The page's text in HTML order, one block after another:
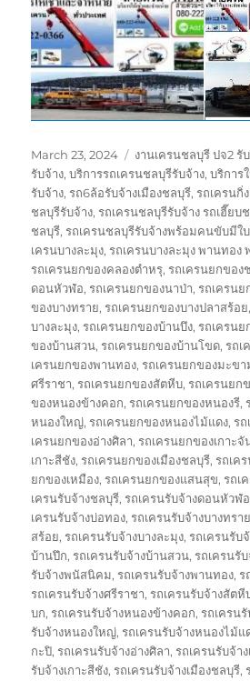
Posted
on
March 23, 2024 Tags
งานเครนชลบุรี ปจ2 รั
รับจ้าง,บริการรถเครนชลบุรีรับจ้าง,บริการ
รับจ้าง,รถ6ล้อรับจ้างเมืองชลบุรี,รถเครนกิ่
ชลบุรีรับจ้าง,รถเครนชลบุรีรับจ้าง รถเฮี๊ยบ
ชลบุรี,รถเครนชลบุรีรับจ้างพร้อมคนขับมีใ
เครนบางละมุง,รถเครนบางละมุง พานทอ
รถเครนยกของคลองตำหรุ,รถเครนยกของ
ดอนหัวฬ่อ,รถเครนยกของนาป่า,รถเครน
ของบางทราย,รถเครนยกของบางปลาสร้อย
บางละมุง,รถเครนยกของบ้านบึง,รถเครน
ของบ้านสวน,รถเครนยกของบ้านโขด,รถ
เครนยกของพานทอง,รถเครนยกของมะข
ศรีราชา,รถเครนยกของสัตหีบ,รถเครนยก
ของหนองข้างคอก,รถเครนยกของหนองรี,
หนองใหญ่,รถเครนยกของหนองไม้แดง,ร
เครนยกของอ่างศิลา,รถเครนยกของเกาะจั
เกาะสีชัง,รถเครนยกของเมืองชลบุรี,รถเค
ยกของเหมือง,รถเครนยกของแสนสุข,รถเ
เครนรับจ้างชลบุรี,รถเครนรับจ้างดอนหัวฬ่อ
เครนรับจ้างบ่อทอง,รถเครนรับจ้างบางทรา
สร้อย,รถเครนรับจ้างบางละมุง,รถเครนรับ
บ้านปึก,รถเครนรับจ้างบ้านสวน,รถเครนรั
รับจ้างพนัสนิคม,รถเครนรับจ้างพานทอง,ร
รถเครนรับจ้างศรีราชา,รถเครนรับจ้างสัตหี
บก,รถเครนรับจ้างหนองข้างคอก,รถเครน
รับจ้างหนองใหญ่,รถเครนรับจ้างหนองไม้แ
กะปิ,รถเครนรับจ้างอ่างศิลา,รถเครนรับจ้า
รับจ้างเกาะสีชัง,รถเครนรับจ้างเมืองชลบุรี,